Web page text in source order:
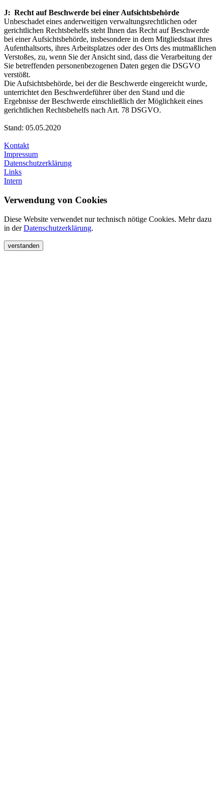
J: Recht auf Beschwerde bei einer Aufsichtsbehörde
Unbeschadet eines anderweitigen verwaltungsrechtlichen oder
gerichtlichen Rechtsbehelfs steht Ihnen das Recht auf Beschwerde
bei einer Aufsichtsbehörde, insbesondere in dem Mitgliedstaat ihres
Aufenthaltsorts, ihres Arbeitsplatzes oder des Orts des mutmaßlichen
Verstoßes, zu, wenn Sie der Ansicht sind, dass die Verarbeitung der
Sie betreffenden personenbezogenen Daten gegen die DSGVO
verstößt.
Die Aufsichtsbehörde, bei der die Beschwerde eingereicht wurde,
unterrichtet den Beschwerdeführer über den Stand und die
Ergebnisse der Beschwerde einschließlich der Möglichkeit eines
gerichtlichen Rechtsbehelfs nach Art. 78 DSGVO.
Stand: 05.05.2020
Kontakt
Impressum
Datenschutzerklärung
Links
Intern
Verwendung von Cookies
Diese Website verwendet nur technisch nötige Cookies. Mehr dazu
in derDatenschutzerklärung.
verstanden